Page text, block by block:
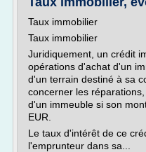
Taux immobilier
Taux immobilier
Juridiquement, un crédit
opérations d'achat d'un
d'un terrain destiné à sa
concerner les
d'un immeuble si son
EUR.
Le taux d'intérêt de ce
l'emprunteur dans sa...